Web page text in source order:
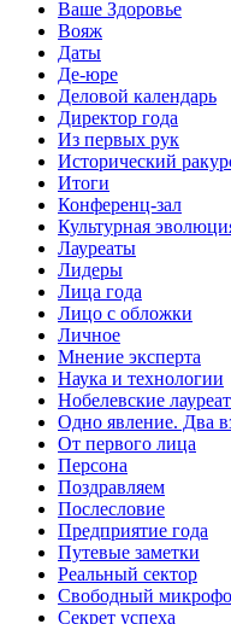
Ваше Здоровье
Вояж
Даты
Де-юре
Деловой календарь
Директор года
Из первых рук
Исторический
Итоги
Конференц-зал
Культурная
Лауреаты
Лидеры
Лица года
Лицо с обложки
Личное
Мнение эксперта
Наука и технологии
Нобелевские
Одно явление. Два
От первого лица
Персона
Поздравляем
Послесловие
Предприятие года
Путевые заметки
Реальный сектор
Свободный
Секрет успеха